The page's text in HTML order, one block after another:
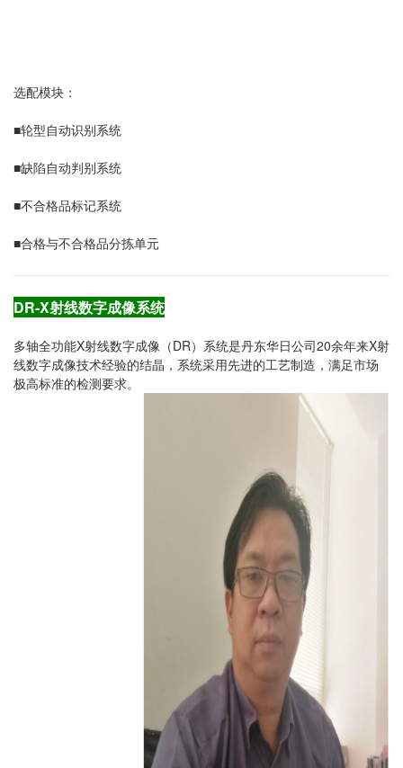
选配模块：
■轮型自动识别系统
■缺陷自动判别系统
■不合格品标记系统
■合格与不合格品分拣单元
DR-X射线数字成像系统
多轴全功能X射线数字成像（DR）系统是丹东华日公司20余年来X射
线数字成像技术经验的结晶，系统采用先进的工艺制造，满足市场
极高标准的检测要求。